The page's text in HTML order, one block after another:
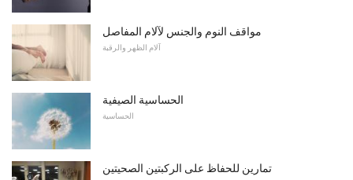
مواقف النوم والجنس لآلام المفاصل
آلام الظهر والرقبة
الحساسية الصيفية
الحساسية
تمارين للحفاظ على الركبتين الصحيتين